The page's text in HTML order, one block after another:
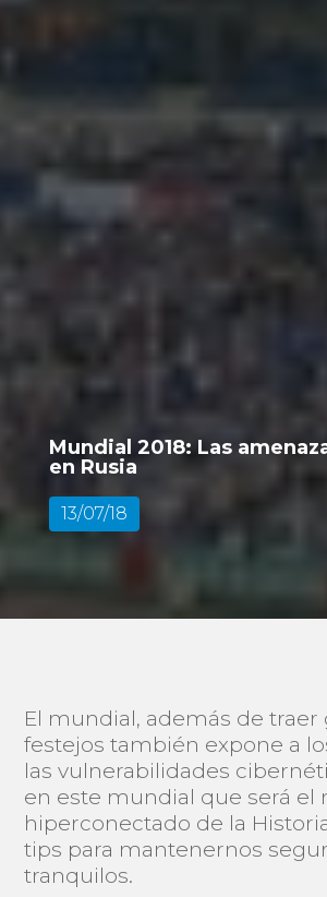
Mundial 2018: Las
en Rusia
13/07/18
El mundial, además de traer
festejos también expone a
las vulnerabilidades
en este mundial que será el
hiperconectado de la
tips para mantenernos
tranquilos.